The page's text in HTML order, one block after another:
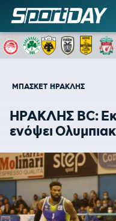
ΜΠΑΣΚΕΤ ΗΡΑΚΛΗΣ
ΗΡΑΚΛΗΣ BC:
ενόψει